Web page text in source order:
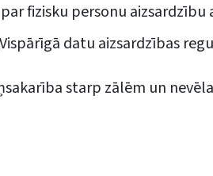
fizisku personu
datu aizsardzības
starp zālēm un